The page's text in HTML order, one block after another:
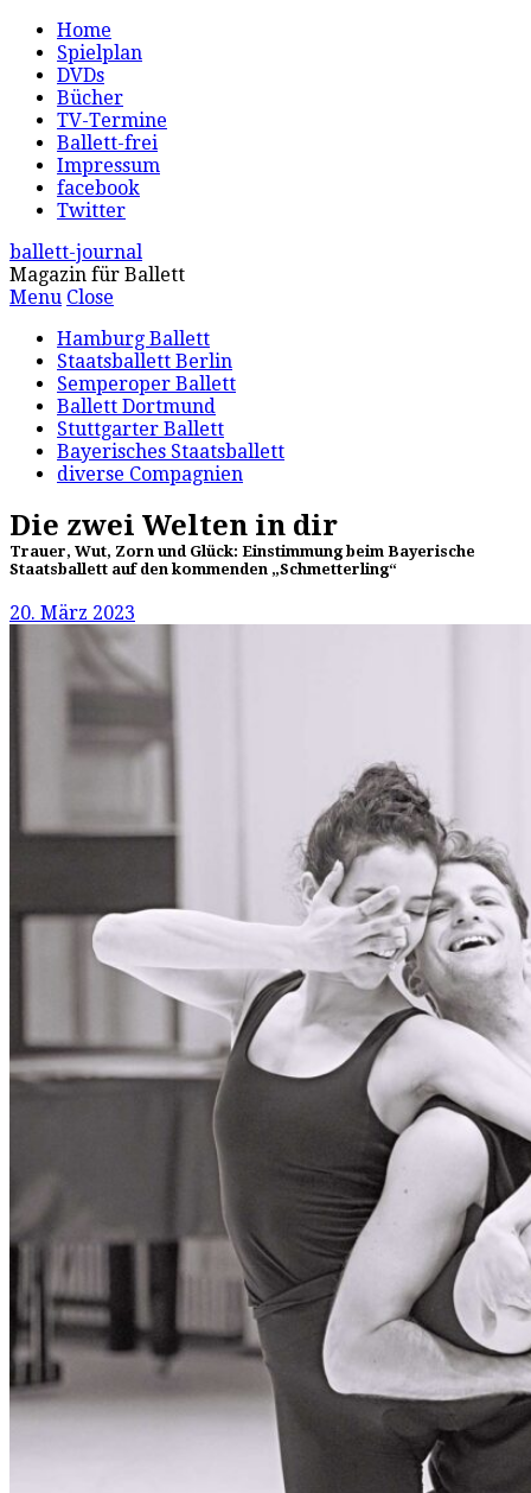
Home
Spielplan
DVDs
Bücher
TV-Termine
Ballett-frei
Impressum
facebook
Twitter
ballett-journal
Magazin für Ballett
Menu Close
Hamburg Ballett
Staatsballett Berlin
Semperoper Ballett
Ballett Dortmund
Stuttgarter Ballett
Bayerisches Staatsballett
diverse Compagnien
Die zwei Welten in dir
Trauer, Wut, Zorn und Glück: Einstimmung beim Bayerische
Staatsballett auf den kommenden „Schmetterling“
20. März 2023